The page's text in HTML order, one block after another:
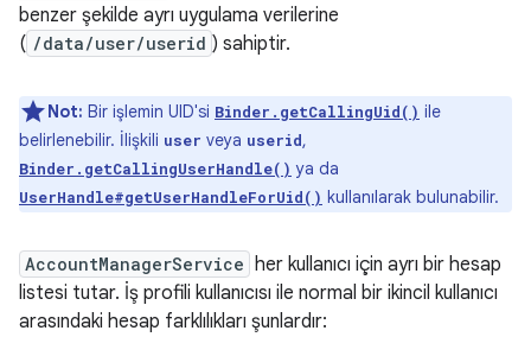
benzer şekilde ayrı uygulama verilerine
( /data/user/userid ) sahiptir.
Not: Bir işlemin UID'si Binder.getCallingUid() ile
belirlenebilir. İlişkili user veya userid,
Binder.getCallingUserHandle() ya da
UserHandle#getUserHandleForUid() kullanılarak bulunabilir.
AccountManagerService her kullanıcı için ayrı bir hesap
listesi tutar. İş profili kullanıcısı ile normal bir ikincil kullanıcı
arasındaki hesap farklılıkları şunlardır: